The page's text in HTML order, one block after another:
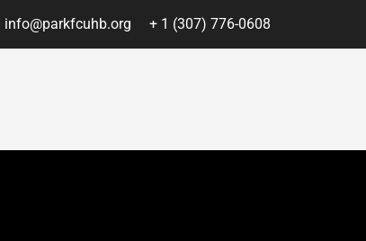
info@parkfcuhb.org + 1 (307) 776-0608